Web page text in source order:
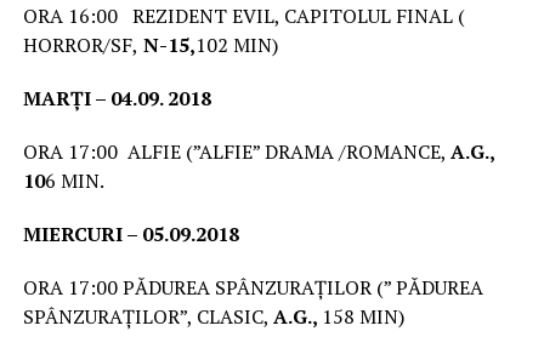
ORA 16:00 REZIDENT EVIL, CAPITOLUL FINAL (
HORROR/SF, N-15,102 MIN)
MARȚI – 04.09. 2018
ORA 17:00 ALFIE (”ALFIE” DRAMA /ROMANCE, A.G.,
106 MIN.
MIERCURI – 05.09.2018
ORA 17:00 PĂDUREA SPÂNZURAȚILOR (” PĂDUREA
SPÂNZURAȚILOR”, CLASIC, A.G., 158 MIN)